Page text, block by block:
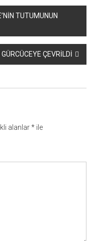
TUTUMUNUN
ÇEVRİLDİ
alanlar*ile